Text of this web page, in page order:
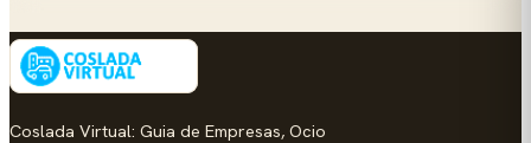
Coslada Virtual: Guia de Empresas, Ocio